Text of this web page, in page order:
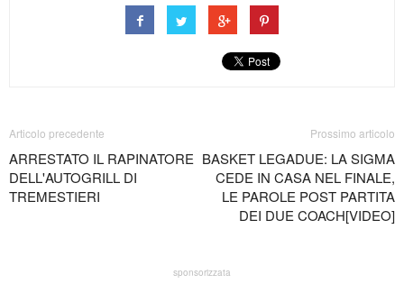
Articolo precedente
ARRESTATO IL RAPINATORE
DELL'AUTOGRILL DI
TREMESTIERI
Prossimo articolo
BASKET LEGADUE: LA SIGMA
CEDE IN CASA NEL FINALE,
LE PAROLE POST PARTITA
DEI DUE COACH[VIDEO]
sponsorizzata